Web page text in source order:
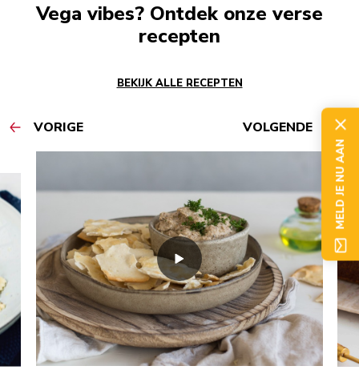
Vega vibes? Ontdek onze verse
recepten
BEKIJK ALLE RECEPTEN
VORIGE VOLGENDE
MELD JE NU AAN